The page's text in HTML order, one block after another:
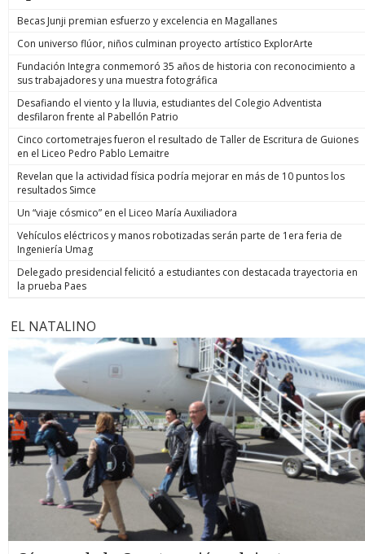
Becas Junji premian esfuerzo y excelencia en Magallanes
Con universo flúor, niños culminan proyecto artístico ExplorArte
Fundación Integra conmemoró 35 años de historia con reconocimiento a
sus trabajadores y una muestra fotográfica
Desafiando el viento y la lluvia, estudiantes del Colegio Adventista
desfilaron frente al Pabellón Patrio
Cinco cortometrajes fueron el resultado de Taller de Escritura de Guiones
en el Liceo Pedro Pablo Lemaitre
Revelan que la actividad física podría mejorar en más de 10 puntos los
resultados Simce
Un “viaje cósmico” en el Liceo María Auxiliadora
Vehículos eléctricos y manos robotizadas serán parte de 1era feria de
Ingeniería Umag
Delegado presidencial felicitó a estudiantes con destacada trayectoria en
la prueba Paes
EL NATALINO